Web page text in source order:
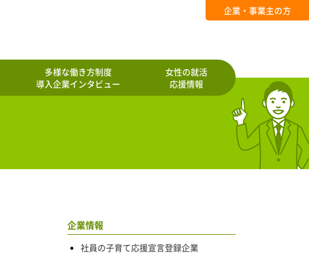
多様な働き方制度
導入企業インタビュー
女性の就活
応援情報
企業・事業主の方
企業情報
社員の子育て応援宣言登録企業